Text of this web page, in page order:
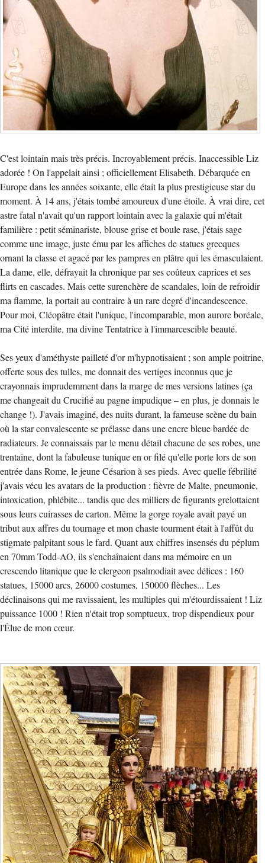
C'est lointain mais très précis. Incroyablement précis. Inaccessible Liz
adorée ! On l'appelait ainsi ; officiellement Elisabeth. Débarquée en
Europe dans les années soixante, elle était la plus prestigieuse star du
moment. À 14 ans, j'étais tombé amoureux d'une étoile. À vrai dire, cet
astre fatal n'avait qu'un rapport lointain avec la galaxie qui m'était
familière : petit séminariste, blouse grise et boule rase, j'étais sage
comme une image, juste ému par les affiches de statues grecques
ornant la classe et agacé par les pampres en plâtre qui les émasculaient.
La dame, elle, défrayait la chronique par ses coûteux caprices et ses
flirts en cascades. Mais cette surenchère de scandales, loin de refroidir
ma flamme, la portait au contraire à un rare degré d'incandescence.
Pour moi, Cléopâtre était l'unique, l'incomparable, mon aurore boréale,
ma Cité interdite, ma divine Tentatrice à l'immarcescible beauté.
Ses yeux d'améthyste pailleté d'or m'hypnotisaient ; son ample poitrine,
offerte sous des tulles, me donnait des vertiges inconnus que je
crayonnais imprudemment dans la marge de mes versions latines (ça
me changeait du Crucifié au pagne impudique – en plus, je donnais le
change !). J'avais imaginé, des nuits durant, la fameuse scène du bain
où la star convalescente se prélasse dans une encre bleue bardée de
radiateurs. Je connaissais par le menu détail chacune de ses robes, une
trentaine, dont la fabuleuse tunique en or filé qu'elle porte lors de son
entrée dans Rome, le jeune Césarion à ses pieds. Avec quelle fébrilité
j'avais vécu les avatars de la production : fièvre de Malte, pneumonie,
intoxication, phlébite... tandis que des milliers de figurants grelottaient
sous leurs cuirasses de carton. Même la gorge royale avait payé un
tribut aux affres du tournage et mon chaste tourment était à l'affût du
stigmate palpitant sous le fard. Quant aux chiffres insensés du péplum
en 70mm Todd-AO, ils s'enchaînaient dans ma mémoire en un
crescendo litanique que le clergeon psalmodiait avec délices : 160
statues, 15000 arcs, 26000 costumes, 150000 flèches... Les
déclinaisons qui me ravissaient, les multiples qui m'étourdissaient ! Liz
puissance 1000 ! Rien n'était trop somptueux, trop dispendieux pour
l'Élue de mon cœur.